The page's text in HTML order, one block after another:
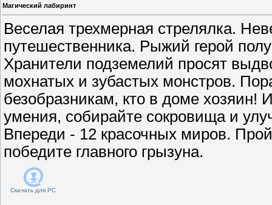
Магический лабиринт
Веселая трехмерная стрелялка.
путешественника. Рыжий герой
Хранители подземелий просят
мохнатых и зубастых монстров.
безобразникам, кто в доме хозяин!
умения, собирайте сокровища и
Впереди - 12 красочных миров.
победите главного грызуна.
Скачать для PC